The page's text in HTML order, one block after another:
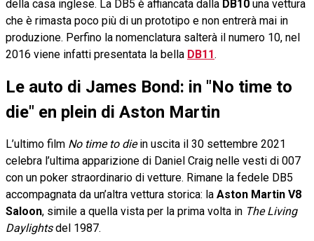
della casa inglese. La DB5 è affiancata dalla DB10 una vettura
che è rimasta poco più di un prototipo e non entrerà mai in
produzione. Perfino la nomenclatura salterà il numero 10, nel
2016 viene infatti presentata la bella DB11.
Le auto di James Bond: in "No time to
die" en plein di Aston Martin
L’ultimo film No time to diein uscita il 30 settembre 2021
celebra l’ultima apparizione di Daniel Craig nelle vesti di 007
con un poker straordinario di vetture. Rimane la fedele DB5
accompagnata da un’altra vettura storica: la Aston Martin V8
Saloon, simile a quella vista per la prima volta in The Living
Daylightsdel 1987.